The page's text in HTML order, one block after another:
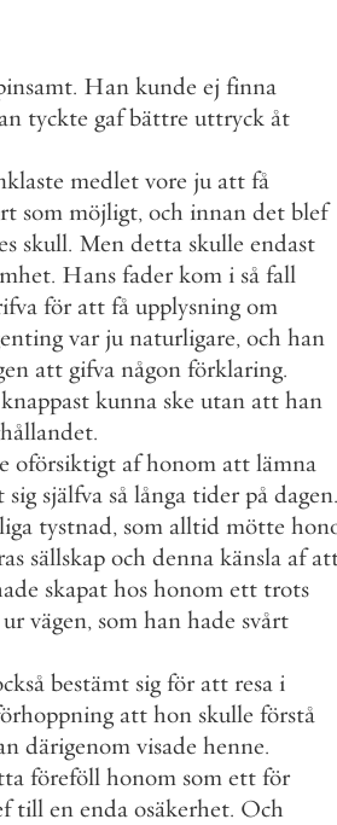
. Han kunde ej finna
tyckte gaf bättre uttryck åt
medlet vore ju att få
som möjligt, och innan det blef
skull. Men detta skulle endast
. Hans fader kom i så fall
för att få upplysning om
var ju naturligare, och han
att gifva någon förklaring.
knappast kunna ske utan att han
.
oförsiktigt af honom att lämna
sig själfva så långa tider på dagen.
tystnad, som alltid mötte
sällskap och denna känsla af
skapat hos honom ett trots
ur vägen, som han hade svårt
bestämt sig för att resa i
att hon skulle förstå
därigenom visade henne.
föreföll honom som ett för
till en enda osäkerhet. Och